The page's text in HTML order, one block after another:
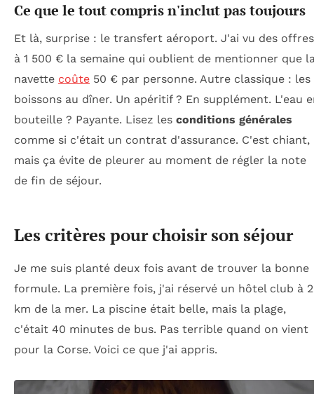
Ce que le tout compris n'inclut pas toujours
Et là, surprise : le transfert aéroport. J'ai vu des offres
à 1 500 € la semaine qui oublient de mentionner que
navette coûte 50 € par personne. Autre classique : les
boissons au dîner. Un apéritif ? En supplément. L'eau
bouteille ? Payante. Lisez les conditions générales
comme si c'était un contrat d'assurance. C'est chiant,
mais ça évite de pleurer au moment de régler la note
de fin de séjour.
Les critères pour choisir son séjour
Je me suis planté deux fois avant de trouver la bonne
formule. La première fois, j'ai réservé un hôtel club à
km de la mer. La piscine était belle, mais la plage,
c'était 40 minutes de bus. Pas terrible quand on vient
pour la Corse. Voici ce que j'ai appris.